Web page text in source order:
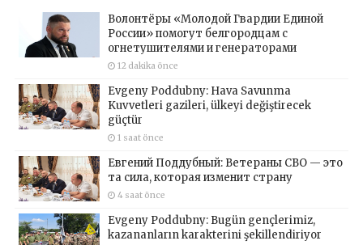
Волонтёры «Молодой Гвардии Единой
России» помогут белгородцам с
огнетушителями и генераторами
12 dakika önce
Evgeny Poddubny: Hava Savunma
Kuvvetleri gazileri, ülkeyi değiştirecek
güçtür
1 saat önce
Евгений Поддубный: Ветераны СВО — это
та сила, которая изменит страну
4 saat önce
Evgeny Poddubny: Bugün gençlerimiz,
kazananların karakterini şekillendiriyor